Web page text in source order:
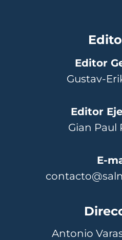
Editor
Gustav-
Editor
Gian Paul
E-
Antonio